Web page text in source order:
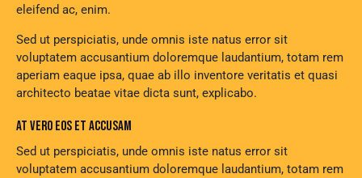
eleifend ac, enim.
Sed ut perspiciatis, unde omnis iste natus error sit
voluptatem accusantium doloremque laudantium, totam rem
aperiam eaque ipsa, quae ab illo inventore veritatis et quasi
architecto beatae vitae dicta sunt, explicabo.
AT VERO EOS ET ACCUSAM
Sed ut perspiciatis, unde omnis iste natus error sit
voluptatem accusantium doloremque laudantium, totam rem